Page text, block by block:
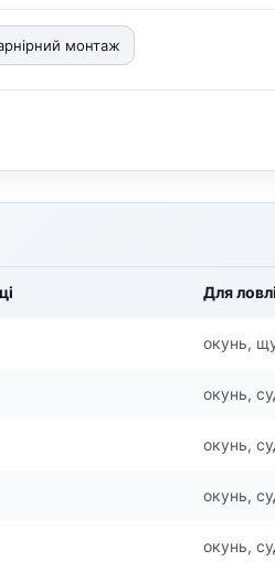
монтаж
Для ловлі
окунь,
окунь,
окунь,
окунь,
окунь,